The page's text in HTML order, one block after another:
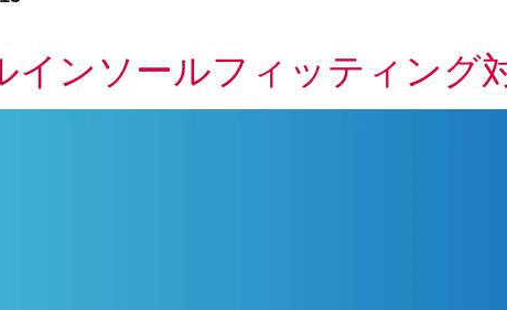
インソールフィッティング